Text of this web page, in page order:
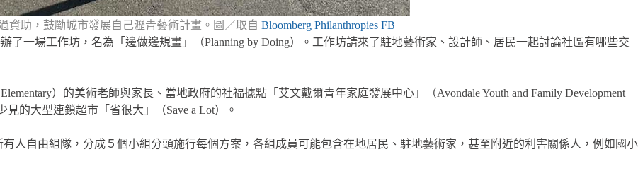
資助，鼓勵城市發展自己瀝青藝術計畫。圖／取自 Bloomberg Philanthropies FB
了一場工作坊，名為「邊做邊規畫」（Planning by Doing）。工作坊請來了駐地藝術家、設計師、居民一起討論社區有哪些交
）的美術老師與家長、當地政府的社福據點「艾文戴爾青年家庭發展中心」（Avondale Youth and Family Development
的大型連鎖超市「省很大」（Save a Lot）。
人自由組隊，分成５個小組分頭施行每個方案，各組成員可能包含在地居民、駐地藝術家，甚至附近的利害關係人，例如國小